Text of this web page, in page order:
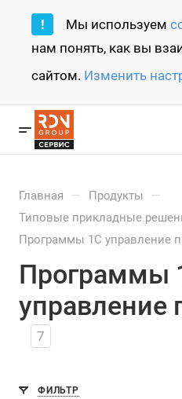
! Мы используем
нам понять, как вы
сайтом. Изменить
Главная — Продукты —
Типовые прикладные
Программы 1С управление
Программы
управление
7
ФИЛЬТР